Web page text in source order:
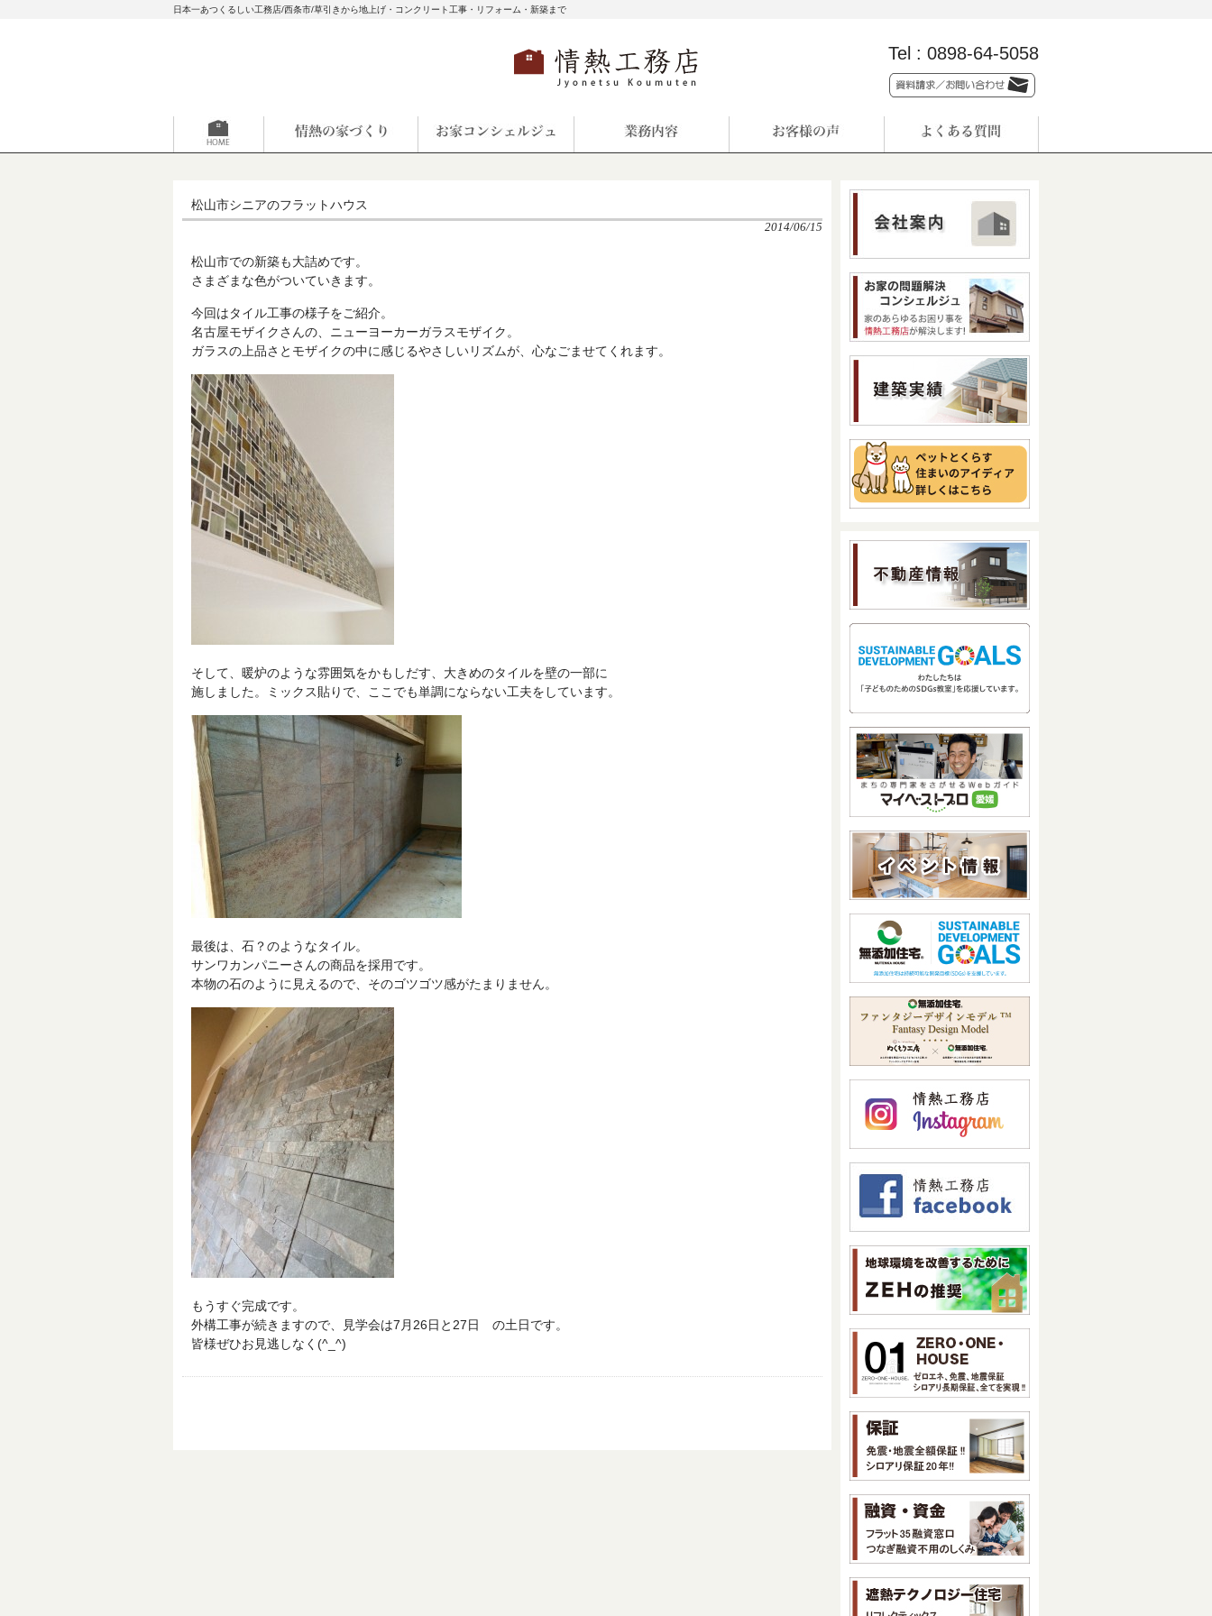
日本一あつくるしい工務店/西条市/草引きから地上げ・コンクリート工事・リフォーム・新築まで
Tel : 0898-64-5058
松山市シニアのフラットハウス
2014/06/15
松山市での新築も大詰めです。
さまざまな色がついていきます。
今回はタイル工事の様子をご紹介。
名古屋モザイクさんの、ニューヨーカーガラスモザイク。
ガラスの上品さとモザイクの中に感じるやさしいリズムが、心なごませてくれます。
そして、暖炉のような雰囲気をかもしだす、大きめのタイルを壁の一部に
施しました。ミックス貼りで、ここでも単調にならない工夫をしています。
最後は、石？のようなタイル。
サンワカンパニーさんの商品を採用です。
本物の石のように見えるので、そのゴツゴツ感がたまりません。
もうすぐ完成です。
外構工事が続きますので、見学会は7月26日と27日 の土日です。
皆様ぜひお見逃しなく(^_^)